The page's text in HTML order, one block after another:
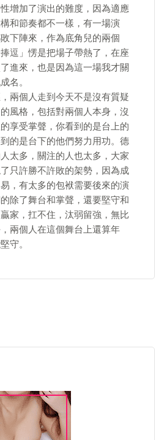
增加了演出的難度，因為適應
和節奏都不一樣，有一場演
下陣來，作為底角兒的兩個
逗」愣是把場子帶熱了，在座
進來，也是因為這一場我才關
名。
兩個人走到今天不是沒有質疑
風格，包括對兩個人本身，沒
享受掌聲，你看到的是台上的
的是台下的他們努力用功。德
太多，關注的人也太多，大家
只許勝不許敗的架勢，因為成
，有太多的包袱需要後來的演
除了舞台和掌聲，還要堅守和
家，扛不住，汰弱留強，無比
兩個人在這個舞台上還算年
守。